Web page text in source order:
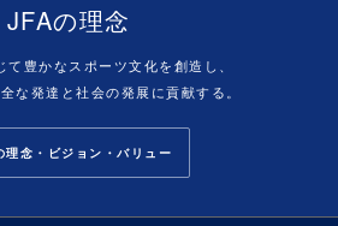
JFAの理念
て豊かなスポーツ文化を創造し、
な発達と社会の発展に貢献する。
理念・ビジョン・バリュー